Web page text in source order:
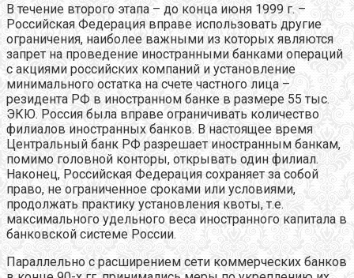
В течение второго этапа – до конца июня 1999 г. –
Российская Федерация вправе использовать другие
ограничения, наиболее важными из которых являются
запрет на проведение иностранными банками операций
с акциями российских компаний и установление
минимального остатка на счете частного лица –
резидента РФ в иностранном банке в размере 55 тыс.
ЭКЮ. Россия была вправе ограничивать количество
филиалов иностранных банков. В настоящее время
Центральный банк РФ разрешает иностранным банкам,
помимо головной конторы, открывать один филиал.
Наконец, Российская Федерация сохраняет за собой
право, не ограниченное сроками или условиями,
продолжать практику установления квоты, т.е.
максимального удельного веса иностранного капитала в
банковской системе России.
Параллельно с расширением сети коммерческих банков